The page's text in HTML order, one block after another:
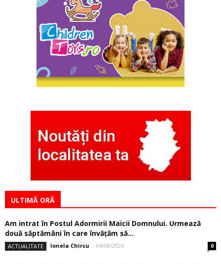
ULTIMĂ ORĂ
Am intrat în Postul Adormirii Maicii Domnului. Urmează
două săptămâni în care învăţăm să...
ACTUALITATE Ionela Chircu - 04/08/2026 0